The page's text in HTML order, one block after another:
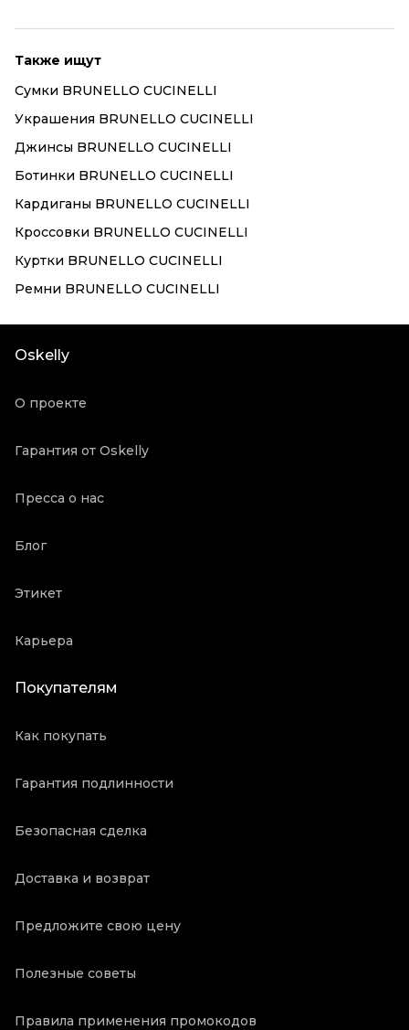
Также ищут
Сумки BRUNELLO CUCINELLI
Украшения BRUNELLO CUCINELLI
Джинсы BRUNELLO CUCINELLI
Ботинки BRUNELLO CUCINELLI
Кардиганы BRUNELLO CUCINELLI
Кроссовки BRUNELLO CUCINELLI
Куртки BRUNELLO CUCINELLI
Ремни BRUNELLO CUCINELLI
Oskelly
О проекте
Гарантия от Oskelly
Пресса о нас
Блог
Этикет
Карьера
Покупателям
Как покупать
Гарантия подлинности
Безопасная сделка
Доставка и возврат
Предложите свою цену
Полезные советы
Правила применения промокодов